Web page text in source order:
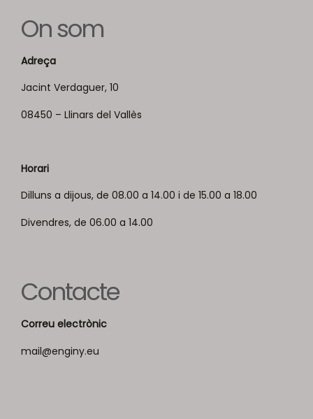
On som
Adreça
Jacint Verdaguer, 10
08450 – Llinars del Vallès
Horari
Dilluns a dijous, de 08.00 a 14.00 i de 15.00 a 18.00
Divendres, de 06.00 a 14.00
Contacte
Correu electrònic
mail@enginy.eu